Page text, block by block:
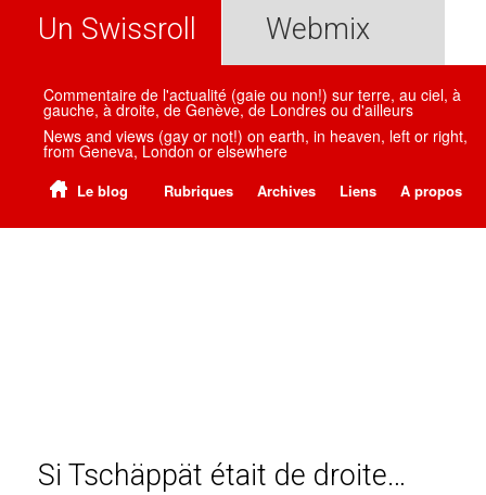
Un Swissroll Webmix
Commentaire de l'actualité (gaie ou non!) sur terre, au ciel, à
gauche, à droite, de Genève, de Londres ou d'ailleurs
News and views (gay or not!) on earth, in heaven, left or right,
from Geneva, London or elsewhere
Le blog Rubriques Archives Liens A propos
Si Tschäppät était de droite…